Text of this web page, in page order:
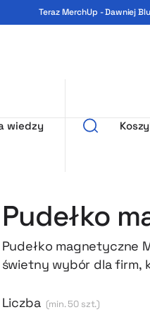
Teraz MerchUp - Dawniej
wiedzy
Pudełko
Pudełko magnetyczne
świetny wybór dla firm,
wykonanie sprawiają, że
Liczba (min. 50 szt.)